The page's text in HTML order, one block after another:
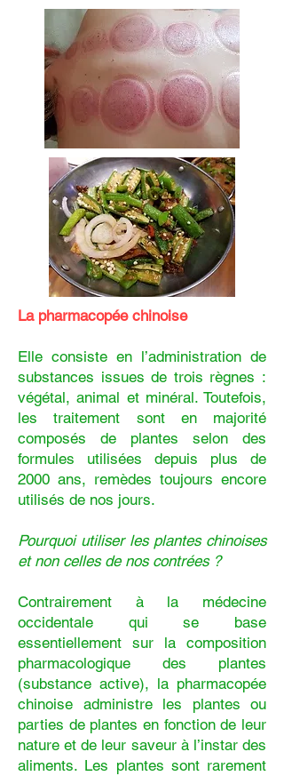
La pharmacopée chinoise
Elle consiste en l’administration de
substances issues de trois règnes :
végétal, animal et minéral. Toutefois,
les traitement sont en majorité
composés de plantes selon des
formules utilisées depuis plus de
2000 ans, remèdes toujours encore
utilisés de nos jours.
Pourquoi utiliser les plantes chinoises
et non celles de nos contrées ?
Contrairement à la médecine
occidentale qui se base
essentiellement sur la composition
pharmacologique des plantes
(substance active), la pharmacopée
chinoise administre les plantes ou
parties de plantes en fonction de leur
nature et de leur saveur à l’instar des
aliments. Les plantes sont rarement